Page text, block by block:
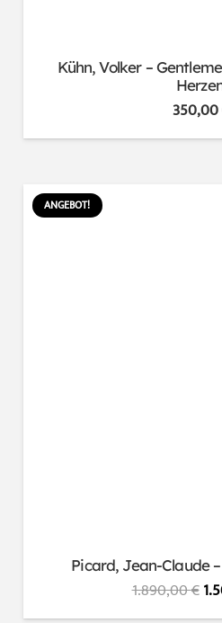
Kühn, Volker –
350,00
ANGEBOT!
Picard, Jean-Claude
1.890,00€